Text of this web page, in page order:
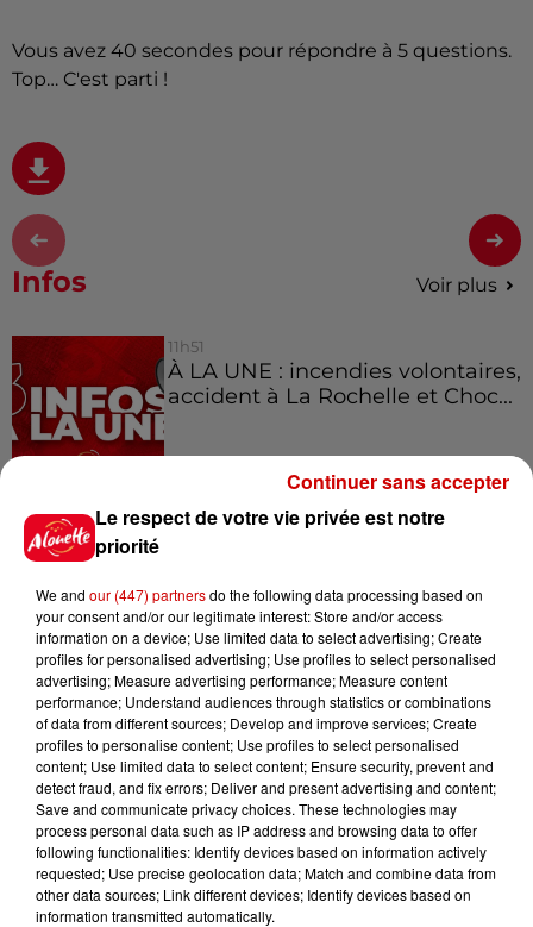
Vous avez 40 secondes pour répondre à 5 questions.
Top… C'est parti !
Infos Voir plus
11h51
À LA UNE : incendies volontaires,
accident à La Rochelle et Choc...
Le Choc des terroirs : le Curé
11h11
Face aux aboiements de chiens
bruyants, cette commune de
l’Ouest...
10h32
"Nous sommes passés à côté
d'un drame" : une voiture chute
sur la...
Le respect de votre vie privée est notre
priorité
We and our (447) partnersdo the following data processing based on
your consent and/or our legitimate interest: Store and/or access
information on a device; Use limited data to select advertising; Create
profiles for personalised advertising; Use profiles to select personalised
advertising; Measure advertising performance; Measure content
performance; Understand audiences through statistics or combinations
of data from different sources; Develop and improve services; Create
profiles to personalise content; Use profiles to select personalised
content; Use limited data to select content; Ensure security, prevent and
detect fraud, and fix errors; Deliver and present advertising and content;
Save and communicate privacy choices. These technologies may
process personal data such as IP address and browsing data to offer
following functionalities: Identify devices based on information actively
requested; Use precise geolocation data; Match and combine data from
other data sources; Link different devices; Identify devices based on
information transmitted automatically.
Continuer sans accepter